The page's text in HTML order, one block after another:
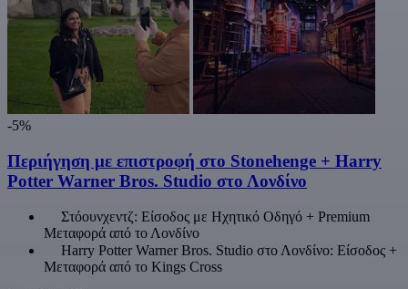
-5%
Περιήγηση με επιστροφή στο Stonehenge + Harry
Potter Warner Bros. Studio στο Λονδίνο
Στόουνχεντζ: Είσοδος με Ηχητικό Οδηγό + Premium
Μεταφορά από το Λονδίνο
Harry Potter Warner Bros. Studio στο Λονδίνο: Είσοδος +
Μεταφορά από το Kings Cross